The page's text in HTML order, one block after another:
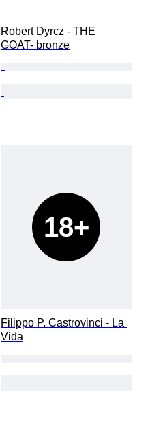
Robert Dyrcz - THE
GOAT- bronze
18+
Filippo P. Castrovinci - La
Vida